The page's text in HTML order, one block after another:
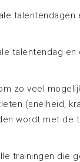
talentendagen
talentendag
zo veel
(snelheid,
wordt met de
trainingen die